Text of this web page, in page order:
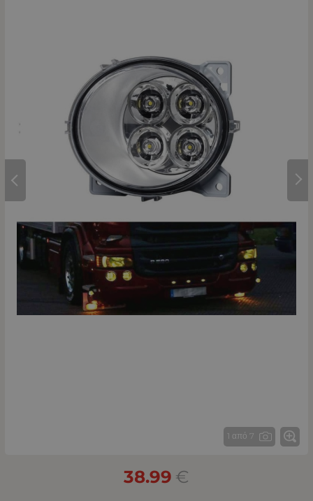
1 από 7
38.99 €